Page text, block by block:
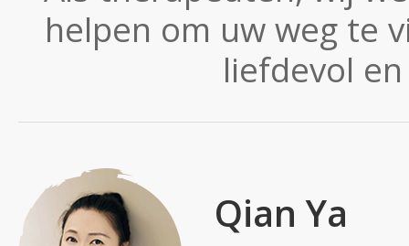
helpen om uw weg te
liefdevol
Qian Ya